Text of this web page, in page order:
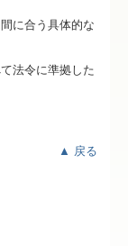
に合う具体的な
法令に準拠した
▲ 戻る